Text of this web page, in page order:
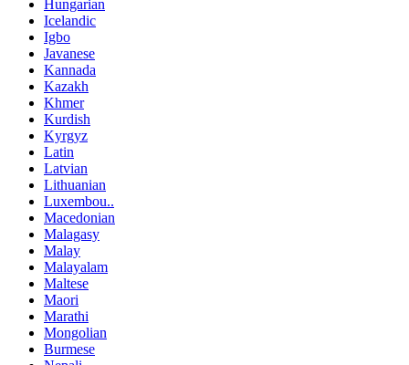
Hungarian
Icelandic
Igbo
Javanese
Kannada
Kazakh
Khmer
Kurdish
Kyrgyz
Latin
Latvian
Lithuanian
Luxembou..
Macedonian
Malagasy
Malay
Malayalam
Maltese
Maori
Marathi
Mongolian
Burmese